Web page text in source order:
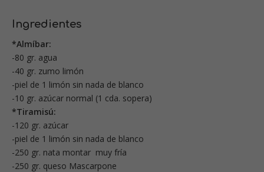
Ingredientes
*Almíbar:
-80 gr. agua
-40 gr. zumo limón
-piel de 1 limón sin nada de blanco
-10 gr. azúcar normal (1 cda. sopera)
*Tiramisú:
-120 gr. azúcar
-piel de 1 limón sin nada de blanco
-250 gr. nata montar muy fría
-250 gr. queso Mascarpone